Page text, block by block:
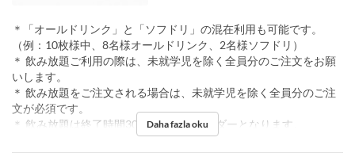
＊「オールドリンク」と「ソフドリ」の混在利用も可能です。
（例：10枚様中、8名様オールドリンク、2名様ソフドリ）
＊ 飲み放題ご利用の際は、未就学児を除く全員分のご注文をお願
いします。
＊ 飲み放題をご注文される場合は、未就学児を除く全員分のご注
文が必須です。
＊ 飲み放題は終了時間30分前ラストオーダーとなります。
Daha fazla oku